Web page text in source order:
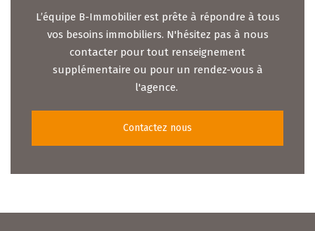
L’équipe B-Immobilier est prête à répondre à tous
vos besoins immobiliers. N'hésitez pas à nous
contacter pour tout renseignement
supplémentaire ou pour un rendez-vous à
l'agence.
Contactez nous